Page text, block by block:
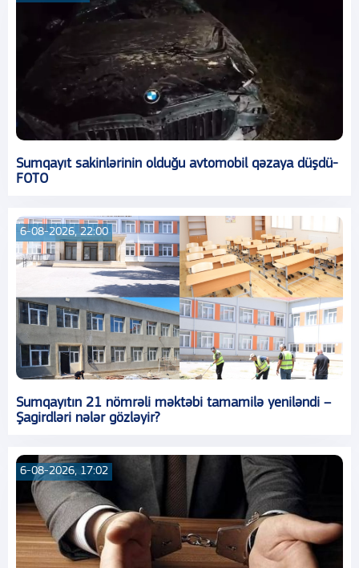
Sumqayıt sakinlərinin olduğu avtomobil qəzaya düşdü-
FOTO
6-08-2026, 22:00
Sumqayıtın 21 nömrəli məktəbi tamamilə yeniləndi –
Şagirdləri nələr gözləyir?
6-08-2026, 17:02